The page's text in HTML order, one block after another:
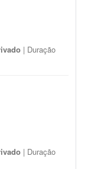
| Duração
| Duração